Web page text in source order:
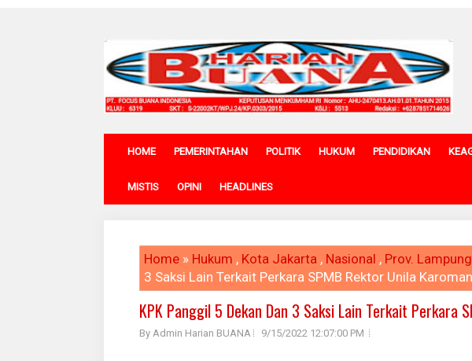
HOME PEMERINTAHAN POLITIK HUKUM PENDIDIKAN
MISTIS OPINI HEADLINES
Home » Hukum , Kota Jakarta , Nasional , Prov. Lampung
3 Saksi Lain Terkait Perkara SPMB Rektor Unila
KPK Panggil 5 Dekan Dan 3 Saksi Lain Terkait Perkara
By Admin Harian BUANA 9/15/2022 12:07:00 PM